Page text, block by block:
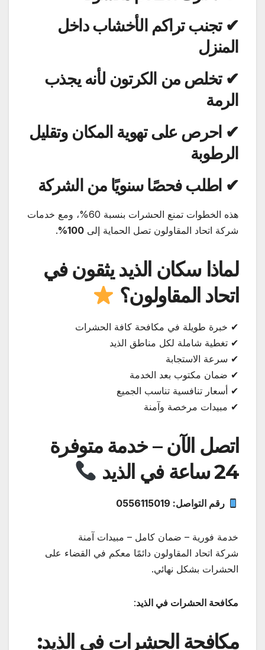
✔ تجنب تراكم الأخشاب داخل
المنزل
✔ تخلص من الكرتون لأنه يجذب
الرمة
✔ احرص على تهوية المكان وتقليل
الرطوبة
✔ اطلب فحصًا سنويًا من الشركة
هذه الخطوات تمنع الحشرات بنسبة 60%، ومع خدمات
شركة اتحاد المقاولون تصل الحماية إلى 100%
.
لماذا سكان الذيد يثقون في
اتحاد المقاولون؟
✔ خبرة طويلة في مكافحة كافة الحشرات
✔ تغطية شاملة لكل مناطق الذيد
✔ سرعة الاستجابة
✔ ضمان مكتوب بعد الخدمة
✔ أسعار تنافسية تناسب الجميع
✔ مبيدات مرخصة وآمنة
اتصل الآن – خدمة متوفرة
24 ساعة في الذيد
رقم التواصل: 0556115019
خدمة فورية – ضمان كامل – مبيدات آمنة
شركة اتحاد المقاولون دائمًا معكم في القضاء على
الحشرات بشكل نهائي.
مكافحة الحشرات في الذيد:
مكافحة الحشرات في الذيد: